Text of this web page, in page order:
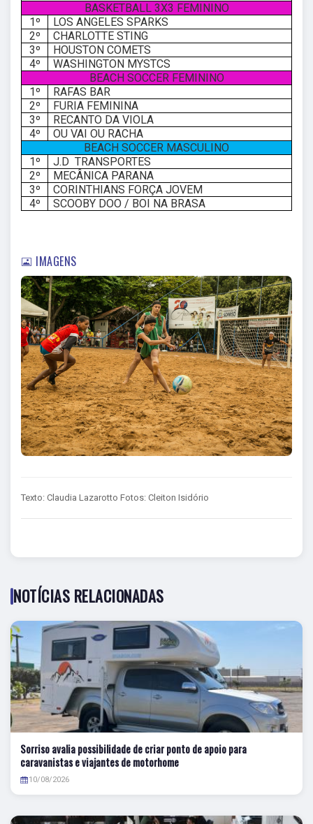
BASKETBALL 3X3 FEMININO
1º
LOS ANGELES SPARKS
2º
CHARLOTTE STING
3º
HOUSTON COMETS
4º
WASHINGTON MYSTCS
BEACH SOCCER FEMININO
1º
RAFAS BAR
2º
FURIA FEMININA
3º
RECANTO DA VIOLA
4º
OU VAI OU RACHA
BEACH SOCCER MASCULINO
1º
J.D TRANSPORTES
2º
MECÂNICA PARANA
3º
CORINTHIANS FORÇA JOVEM
4º
SCOOBY DOO / BOI NA BRASA
IMAGENS
Texto: Claudia Lazarotto Fotos: Cleiton Isidório
NOTÍCIAS RELACIONADAS
Sorriso avalia possibilidade de criar ponto de apoio para
caravanistas e viajantes de motorhome
10/08/2026